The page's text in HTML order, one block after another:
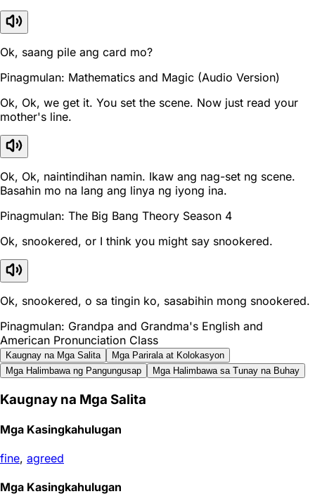
Ok, saang pile ang card mo?
Pinagmulan: Mathematics and Magic (Audio Version)
Ok, Ok, we get it. You set the scene. Now just read your
mother's line.
Ok, Ok, naintindihan namin. Ikaw ang nag-set ng scene.
Basahin mo na lang ang linya ng iyong ina.
Pinagmulan: The Big Bang Theory Season 4
Ok, snookered, or I think you might say snookered.
Ok, snookered, o sa tingin ko, sasabihin mong snookered.
Pinagmulan: Grandpa and Grandma's English and
American Pronunciation Class
Kaugnay na Mga Salita
Mga Parirala at Kolokasyon
Mga Halimbawa ng Pangungusap
Mga Halimbawa sa Tunay na Buhay
Kaugnay na Mga Salita
Mga Kasingkahulugan
fine, agreed
Mga Kasingkahulugan